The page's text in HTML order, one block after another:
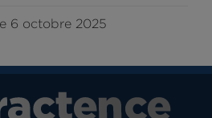
6 octobre 2025